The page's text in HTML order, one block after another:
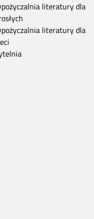
literatury dla
literatury dla